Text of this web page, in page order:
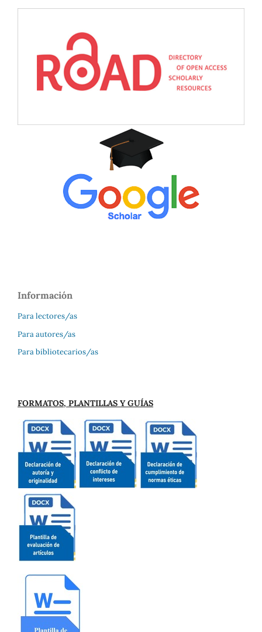
Información
Para lectores/as
Para autores/as
Para bibliotecarios/as
FORMATOS, PLANTILLAS Y GUÍAS